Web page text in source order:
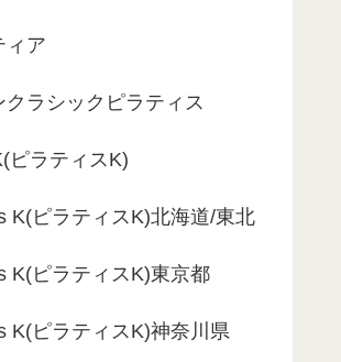
ィア
クラシックピラティス
ピラティスK)
K(ピラティスK)北海道/東北
K(ピラティスK)東京都
K(ピラティスK)神奈川県